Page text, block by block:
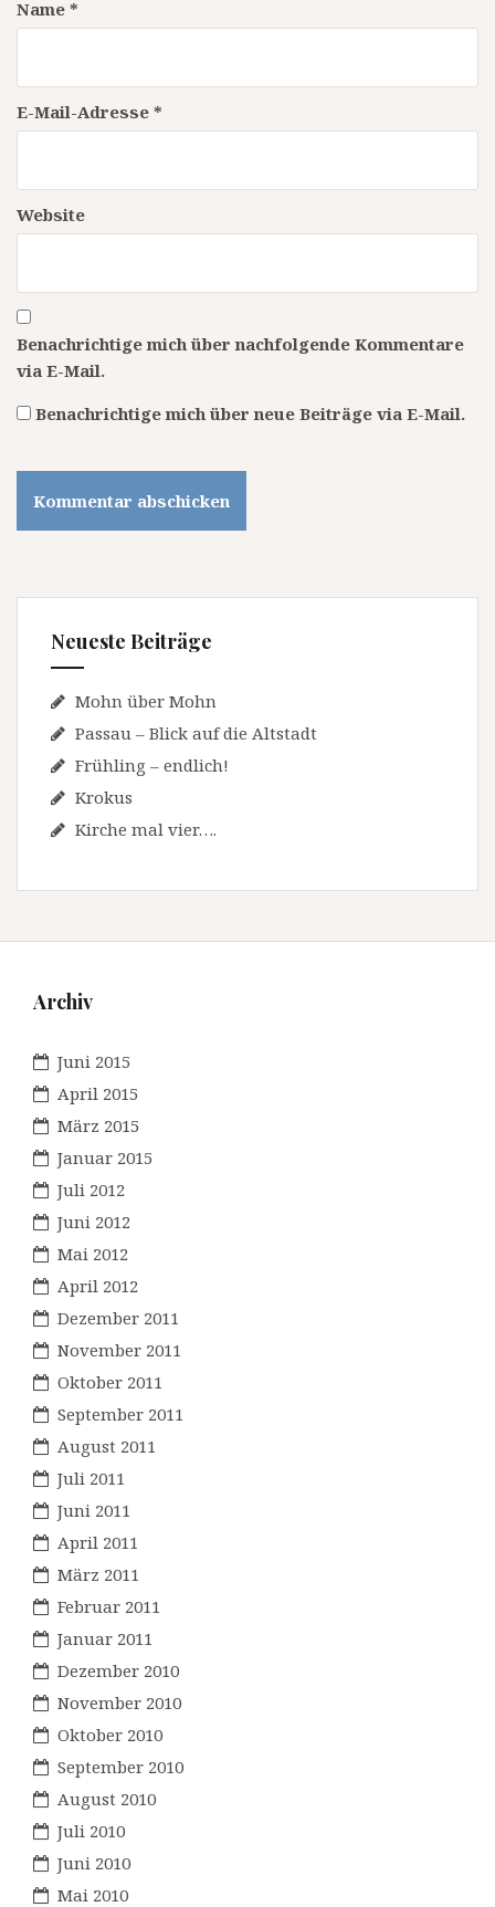
Name *
E-Mail-Adresse *
Website
Benachrichtige mich über nachfolgende Kommentare
via E-Mail.
Benachrichtige mich über neue Beiträge via E-Mail.
Neueste Beiträge
Mohn über Mohn
Passau – Blick auf die Altstadt
Frühling – endlich!
Krokus
Kirche mal vier….
Archiv
Juni 2015
April 2015
März 2015
Januar 2015
Juli 2012
Juni 2012
Mai 2012
April 2012
Dezember 2011
November 2011
Oktober 2011
September 2011
August 2011
Juli 2011
Juni 2011
April 2011
März 2011
Februar 2011
Januar 2011
Dezember 2010
November 2010
Oktober 2010
September 2010
August 2010
Juli 2010
Juni 2010
Mai 2010